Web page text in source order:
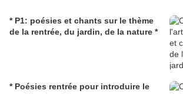
* P1: poésies et chants sur le thème
de la rentrée, du jardin, de la nature *
* Poésies rentrée pour introduire le